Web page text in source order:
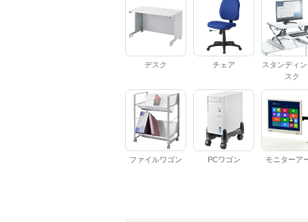
デスク チェア
スタンディ
スク
ファイルワゴン PCワゴン モニターア